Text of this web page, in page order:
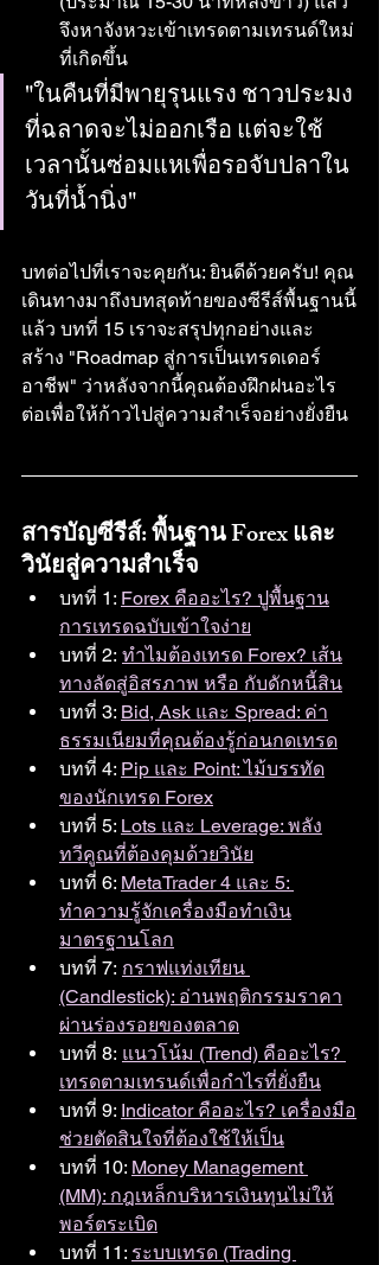
จึงหาจังหวะเข้าเทรดตามเทรนด์ใหม่
ที่เกิดขึ้น
"ในคืนที่มีพายุรุนแรง ชาวประมง
ที่ฉลาดจะไม่ออกเรือ แต่จะใช้
เวลานั้นซ่อมแหเพื่อรอจับปลาใน
วันที่น้ำนิ่ง"
บทต่อไปที่เราจะคุยกัน: ยินดีด้วยครับ! คุณ
เดินทางมาถึงบทสุดท้ายของซีรีส์พื้นฐานนี้
แล้ว บทที่ 15 เราจะสรุปทุกอย่างและ
สร้าง "Roadmap สู่การเป็นเทรดเดอร์
อาชีพ" ว่าหลังจากนี้คุณต้องฝึกฝนอะไร
ต่อเพื่อให้ก้าวไปสู่ความสำเร็จอย่างยั่งยืน
สารบัญซีรีส์: พื้นฐาน Forex และ
วินัยสู่ความสำเร็จ
บทที่ 1: Forex คืออะไร? ปูพื้นฐาน
การเทรดฉบับเข้าใจง่าย
บทที่ 2: ทำไมต้องเทรด Forex? เส้น
ทางลัดสู่อิสรภาพ หรือ กับดักหนี้สิน
บทที่ 3: Bid, Ask และ Spread: ค่า
ธรรมเนียมที่คุณต้องรู้ก่อนกดเทรด
บทที่ 4: Pip และ Point: ไม้บรรทัด
ของนักเทรด Forex
บทที่ 5: Lots และ Leverage: พลัง
ทวีคูณที่ต้องคุมด้วยวินัย
บทที่ 6: MetaTrader 4 และ 5:
ทำความรู้จักเครื่องมือทำเงิน
มาตรฐานโลก
บทที่ 7: กราฟแท่งเทียน
(Candlestick): อ่านพฤติกรรมราคา
ผ่านร่องรอยของตลาด
บทที่ 8: แนวโน้ม (Trend) คืออะไร?
เทรดตามเทรนด์เพื่อกำไรที่ยั่งยืน
บทที่ 9: Indicator คืออะไร? เครื่องมือ
ช่วยตัดสินใจที่ต้องใช้ให้เป็น
บทที่ 10: Money Management
(MM): กฎเหล็กบริหารเงินทุนไม่ให้
พอร์ตระเบิด
บทที่ 11: ระบบเทรด (Trading